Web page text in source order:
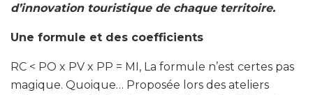
d’innovation touristique de chaque territoire.
Une formule et des coefficients
RC < PO x PV x PP = MI, La formule n’est certes pas
magique. Quoique… Proposée lors des ateliers